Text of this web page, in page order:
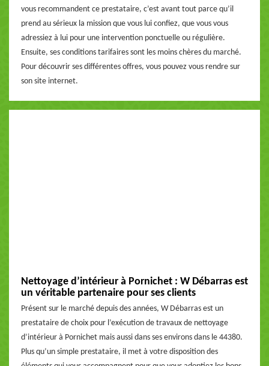
vous recommandent ce prestataire, c’est avant tout parce qu’il
prend au sérieux la mission que vous lui confiez, que vous vous
adressiez à lui pour une intervention ponctuelle ou régulière.
Ensuite, ses conditions tarifaires sont les moins chères du marché.
Pour découvrir ses différentes offres, vous pouvez vous rendre sur
son site internet.
Nettoyage d’intérieur à Pornichet : W Débarras est
un véritable partenaire pour ses clients
Présent sur le marché depuis des années, W Débarras est un
prestataire de choix pour l’exécution de travaux de nettoyage
d’intérieur à Pornichet mais aussi dans ses environs dans le 44380.
Plus qu’un simple prestataire, il met à votre disposition des